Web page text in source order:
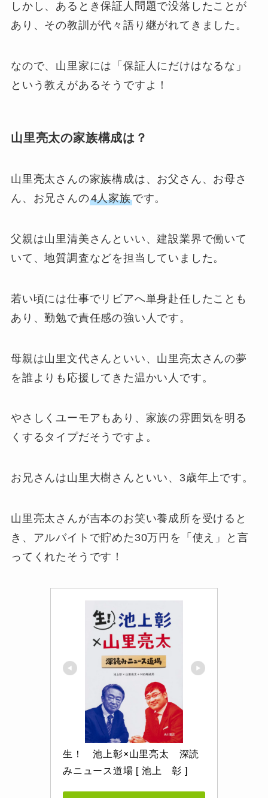
しかし、あるとき保証人問題で没落したことが
あり、その教訓が代々語り継がれてきました。
なので、山里家には「保証人にだけはなるな」
という教えがあるそうですよ！
山里亮太の家族構成は？
山里亮太さんの家族構成は、お父さん、お母さ
ん、お兄さんの4人家族です。
父親は山里清美さんといい、建設業界で働いて
いて、地質調査などを担当していました。
若い頃には仕事でリビアへ単身赴任したことも
あり、勤勉で責任感の強い人です。
母親は山里文代さんといい、山里亮太さんの夢
を誰よりも応援してきた温かい人です。
やさしくユーモアもあり、家族の雰囲気を明る
くするタイプだそうですよ。
お兄さんは山里大樹さんといい、3歳年上です。
山里亮太さんが吉本のお笑い養成所を受けると
き、アルバイトで貯めた30万円を「使え」と言
ってくれたそうです！
生！　池上彰×山里亮太　深読
みニュース道場 [ 池上　彰 ]